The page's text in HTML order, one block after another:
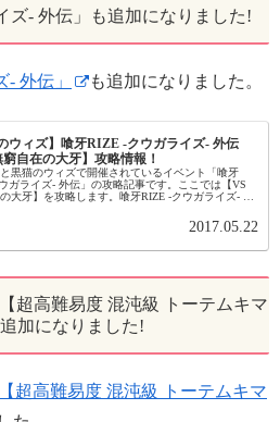
ズ- 外伝」も追加になりました!
- 外伝」 も追加になりました。
ウィズ】喰牙RIZE -クウガライズ- 外伝
窮自在の大牙】攻略情報！
黒猫のウィズで開催されているイベント「喰牙
ガライズ- 外伝」の攻略記事です。ここでは【VS
大牙】を攻略します。喰牙RIZE -クウガライズ- 外
2017.05.22
超高難易度 混沌級 トーテムキマ
加になりました!
超高難易度 混沌級 トーテムキマ